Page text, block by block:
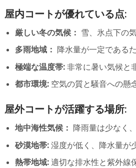
屋内コートが優れている点:
厳しい冬の気候： 雪、氷点下の
多雨地域： 降水量が一定である
極端な温度帯:非常に暑い気候と
都市環境:空気の質と騒音への懸
屋外コートが活躍する場所:
地中海性気候： 降雨量は少なく
砂漠地帯:湿度が低く、降水量が
熱帯地域:適切な排水性と紫外線